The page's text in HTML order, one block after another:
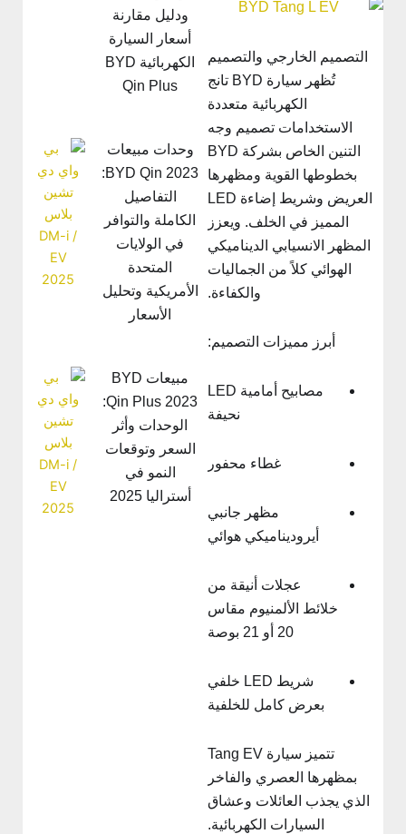
التصميم الخارجي والتصميم
تُظهر سيارة BYD تانج
الكهربائية متعددة
الاستخدامات تصميم وجه
التنين الخاص بشركة BYD
بخطوطها القوية ومظهرها
العريض وشريط إضاءة LED
المميز في الخلف. ويعزز
المظهر الانسيابي الديناميكي
الهوائي كلاً من الجماليات
والكفاءة.
أبرز مميزات التصميم:
مصابيح أمامية LED
نحيفة
غطاء محفور
مظهر جانبي
أيروديناميكي هوائي
عجلات أنيقة من
خلائط الألمنيوم مقاس
شريط LED خلفي
بعرض كامل للخلفية
تتميز سيارة Tang EV
بمظهرها العصري والفاخر
الذي يجذب العائلات وعشاق
السيارات الكهربائية.
ودليل مقارنة
أسعار السيارة
الكهربائية BYD
Qin Plus
وحدات مبيعات
BYD Qin 2023:
التفاصيل
الكاملة والتوافر
في الولايات
المتحدة
الأمريكية وتحليل
الأسعار
مبيعات BYD
الوحدات وأثر
السعر وتوقعات
النمو في
أستراليا 2025